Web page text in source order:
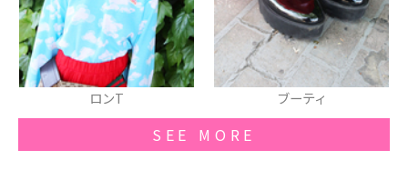
ブーティ ネックレス
SEE MORE